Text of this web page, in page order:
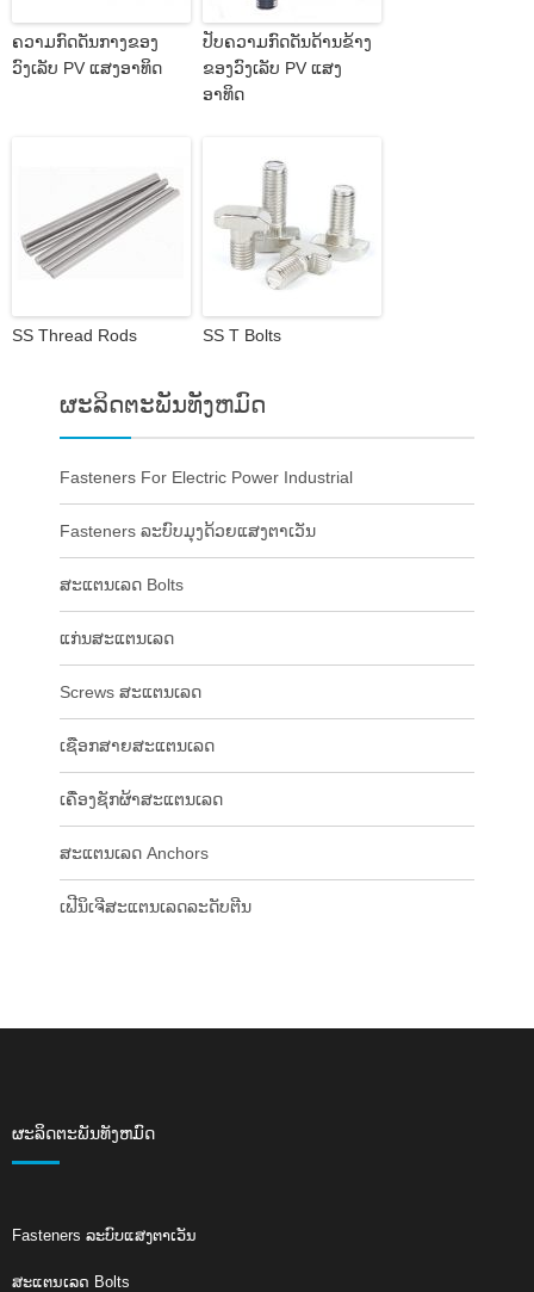
ຄວາມກົດດັນກາງຂອງ
ວົງເລັບ PV ແສງອາທິດ
ປັບຄວາມກົດດັນດ້ານຂ້າງ
ຂອງວົງເລັບ PV ແສງ
ອາທິດ
SS Thread Rods SS T Bolts
ຜະລິດຕະພັນທັງຫມົດ
Fasteners For Electric Power Industrial
Fasteners ລະບົບມຸງດ້ວຍແສງຕາເວັນ
ສະແຕນເລດ Bolts
ແກ່ນສະແຕນເລດ
Screws ສະແຕນເລດ
ເຊືອກສາຍສະແຕນເລດ
ເຄື່ອງຊັກຜ້າສະແຕນເລດ
ສະແຕນເລດ Anchors
ເຟີນິເຈີສະແຕນເລດລະດັບຕີນ
ຜະລິດຕະພັນທັງຫມົດ
Fasteners ລະບົບແສງຕາເວັນ
ສະແຕນເລດ Bolts